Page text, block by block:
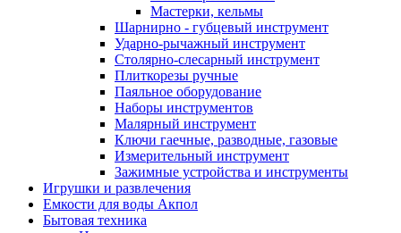
Мастерки, кельмы
Шарнирно - губцевый инструмент
Ударно-рычажный инструмент
Столярно-слесарный инструмент
Плиткорезы ручные
Паяльное оборудование
Наборы инструментов
Малярный инструмент
Ключи гаечные, разводные, газовые
Измерительный инструмент
Зажимные устройства и инструменты
Игрушки и развлечения
Емкости для воды Акпол
Бытовая техника